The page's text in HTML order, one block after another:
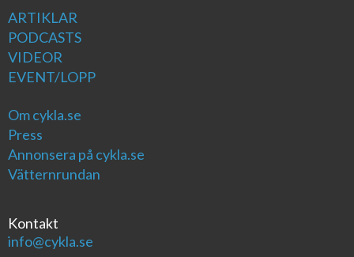
ARTIKLAR
PODCASTS
VIDEOR
EVENT/LOPP
Om cykla.se
Press
Annonsera på cykla.se
Vätternrundan
Kontakt
info@cykla.se